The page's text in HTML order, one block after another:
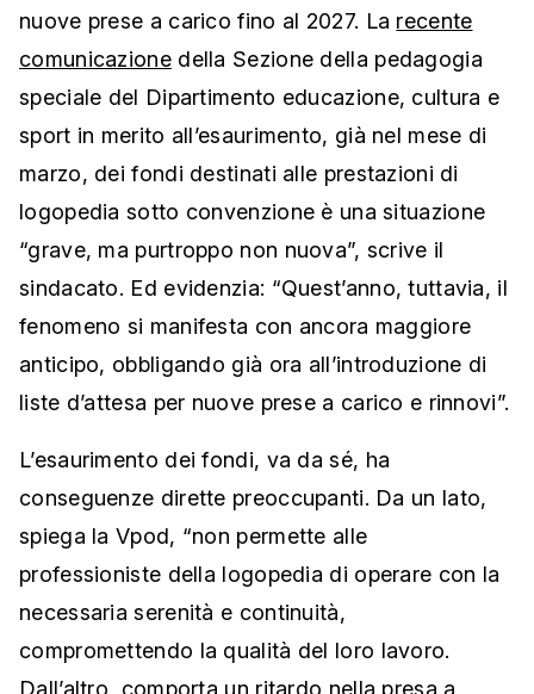
nuove prese a carico fino al 2027. La recente
comunicazionedella Sezione della pedagogia
speciale del Dipartimento educazione, cultura e
sport in merito all’esaurimento, già nel mese di
marzo, dei fondi destinati alle prestazioni di
logopedia sotto convenzione è una situazione
“grave, ma purtroppo non nuova”, scrive il
sindacato. Ed evidenzia: “Quest’anno, tuttavia, il
fenomeno si manifesta con ancora maggiore
anticipo, obbligando già ora all’introduzione di
liste d’attesa per nuove prese a carico e rinnovi”.
L’esaurimento dei fondi, va da sé, ha
conseguenze dirette preoccupanti. Da un lato,
spiega la Vpod, “non permette alle
professioniste della logopedia di operare con la
necessaria serenità e continuità,
compromettendo la qualità del loro lavoro.